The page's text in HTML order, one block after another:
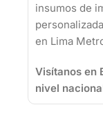
insumos de
en Lima
Visítanos en
nivel